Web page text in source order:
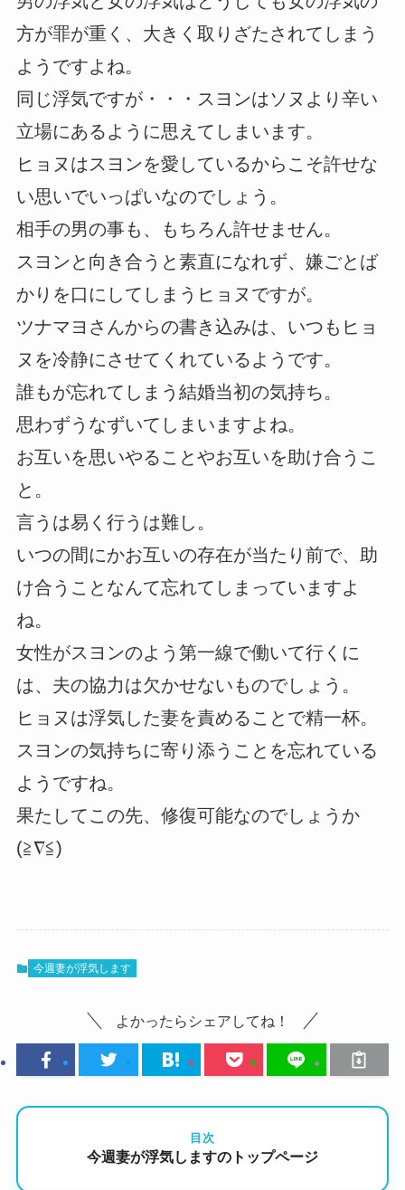
方が罪が重く、大きく取りざたされてしまう
ようですよね。
同じ浮気ですが・・・スヨンはソヌより辛い
立場にあるように思えてしまいます。
ヒョヌはスヨンを愛しているからこそ許せな
い思いでいっぱいなのでしょう。
相手の男の事も、もちろん許せません。
スヨンと向き合うと素直になれず、嫌ごとば
かりを口にしてしまうヒョヌですが。
ツナマヨさんからの書き込みは、いつもヒョ
ヌを冷静にさせてくれているようです。
誰もが忘れてしまう結婚当初の気持ち。
思わずうなずいてしまいますよね。
お互いを思いやることやお互いを助け合うこ
と。
言うは易く行うは難し。
いつの間にかお互いの存在が当たり前で、助
け合うことなんて忘れてしまっていますよ
ね。
女性がスヨンのよう第一線で働いて行くに
は、夫の協力は欠かせないものでしょう。
ヒョヌは浮気した妻を責めることで精一杯。
スヨンの気持ちに寄り添うことを忘れている
ようですね。
果たしてこの先、修復可能なのでしょうか
(≧∇≦)
今週妻が浮気します
よかったらシェアしてね！
目次
今週妻が浮気しますのトップページ